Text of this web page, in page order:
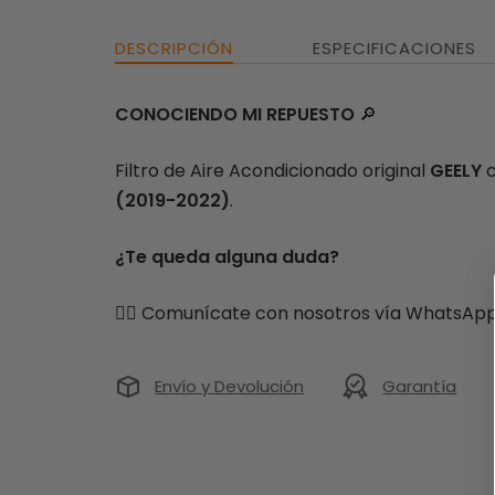
DESCRIPCIÓN ESPECIFICACIONES
CONOCIENDO MI REPUESTO 🔎
Filtro de Aire Acondicionado original GEELY
(2019-2022).
¿Te queda alguna duda?
👉🏻 Comunícate con nosotros vía
Envío y Devolución Garantía